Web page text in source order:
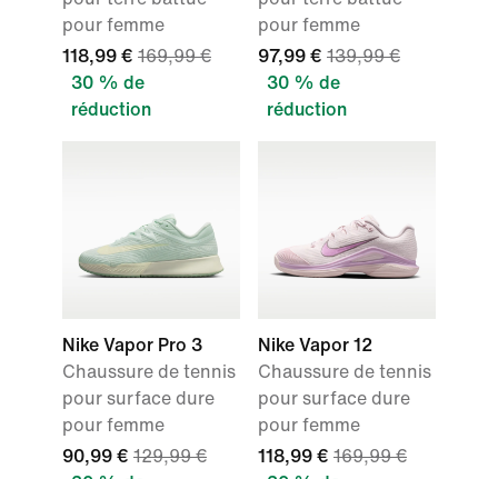
pour femme
118,99 € 169,99 €
30 % de
réduction
pour femme
97,99 € 139,99 €
30 % de
réduction
Nike Vapor Pro 3
Chaussure de tennis
pour surface dure
pour femme
90,99 € 129,99 €
Nike Vapor 12
Chaussure de tennis
pour surface dure
pour femme
118,99 € 169,99 €